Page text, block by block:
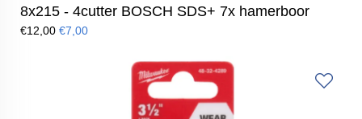
8x215 - 4cutter BOSCH SDS+ 7x hamerboor
€12,00 €7,00